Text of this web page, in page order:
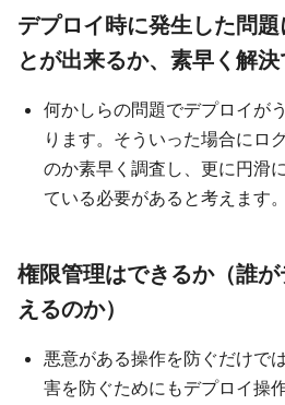
デプロイ時に発生した問
とが出来るか、素早く解
何かしらの問題でデプロイが
ります。そういった場合にロ
のか素早く調査し、更に円滑
ている必要があると考えます。
権限管理はできるか（誰
えるのか）
悪意がある操作を防ぐだけで
害を防ぐためにもデプロイ操